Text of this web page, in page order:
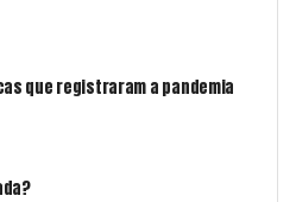
que registraram a pandemia